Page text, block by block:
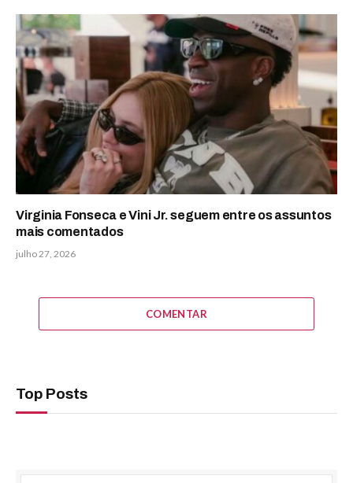
Virginia Fonseca e Vini Jr. seguem entre os assuntos
mais comentados
julho 27, 2026
COMENTAR
Top Posts